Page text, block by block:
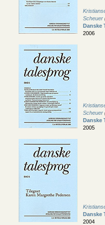
Scheuer
Danske
2006
Scheuer
Danske
2005
Danske
2004